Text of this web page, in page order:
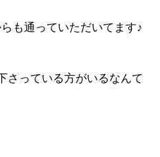
も通っていただいてます♪
さっている方がいるなんて